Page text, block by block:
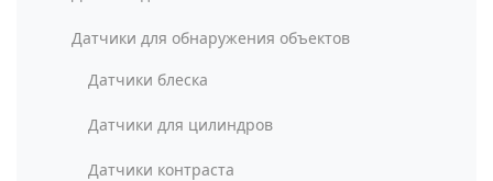
Датчики для обнаружения объектов
Датчики блеска
Датчики для цилиндров
Датчики контраста